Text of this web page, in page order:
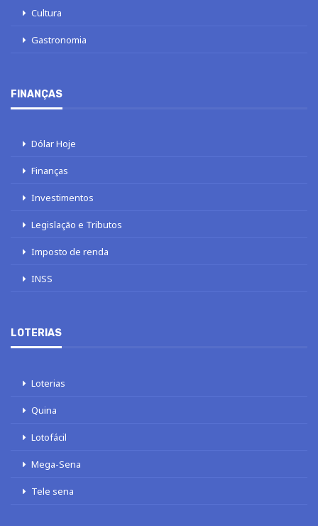
Cultura
Gastronomia
FINANÇAS
Dólar Hoje
Finanças
Investimentos
Legislação e Tributos
Imposto de renda
INSS
LOTERIAS
Loterias
Quina
Lotofácil
Mega-Sena
Tele sena